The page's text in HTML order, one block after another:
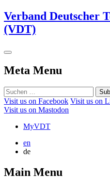
Verband Deutscher
(VDT)
Meta Menu
Visit us on Facebook Visit us on
Visit us on Mastodon
MyVDT
en
de
Main Menu